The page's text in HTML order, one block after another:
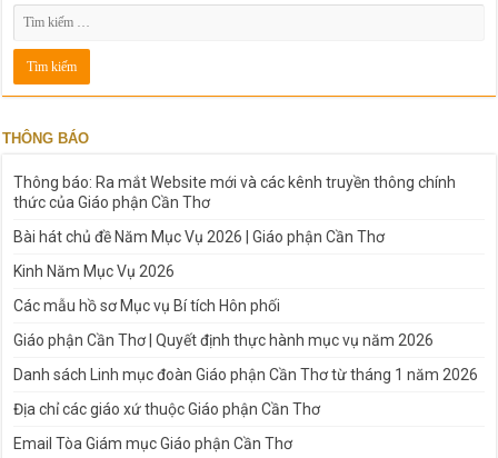
THÔNG BÁO
Thông báo: Ra mắt Website mới và các kênh truyền thông chính
thức của Giáo phận Cần Thơ
Bài hát chủ đề Năm Mục Vụ 2026 | Giáo phận Cần Thơ
Kinh Năm Mục Vụ 2026
Các mẫu hồ sơ Mục vụ Bí tích Hôn phối
Giáo phận Cần Thơ | Quyết định thực hành mục vụ năm 2026
Danh sách Linh mục đoàn Giáo phận Cần Thơ từ tháng 1 năm 2026
Địa chỉ các giáo xứ thuộc Giáo phận Cần Thơ
Email Tòa Giám mục Giáo phận Cần Thơ